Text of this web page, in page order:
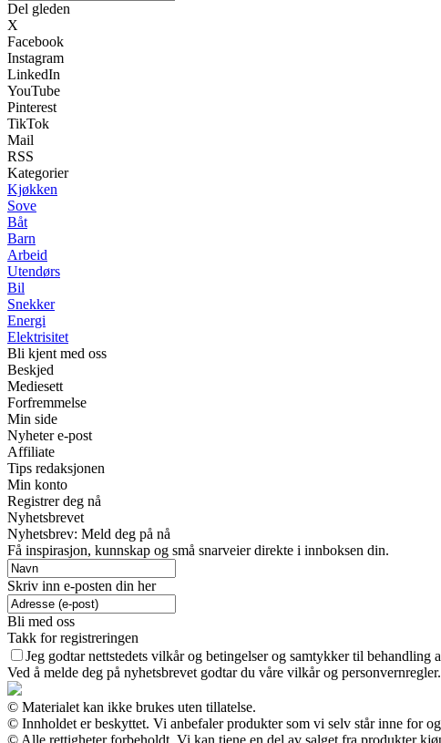
Del gleden
X
Facebook
Instagram
LinkedIn
YouTube
Pinterest
TikTok
Mail
RSS
Kategorier
Kjøkken
Sove
Båt
Barn
Arbeid
Utendørs
Bil
Snekker
Energi
Elektrisitet
Bli kjent med oss
Beskjed
Mediesett
Forfremmelse
Min side
Nyheter e-post
Affiliate
Tips redaksjonen
Min konto
Registrer deg nå
Nyhetsbrevet
Nyhetsbrev: Meld deg på nå
Få inspirasjon, kunnskap og små snarveier direkte i innboksen din.
Skriv inn e-posten din her
Bli med oss
Takk for registreringen
Jeg godtar nettstedets vilkår og betingelser og samtykker til behandling
Ved å melde deg på nyhetsbrevet godtar du våre vilkår og
© Materialet kan ikke brukes uten tillatelse.
© Innholdet er beskyttet. Vi anbefaler produkter som vi selv står inne for